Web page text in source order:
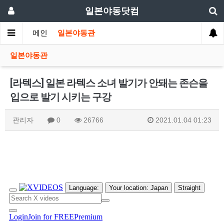
일본야동닷컴
메인 일본야동관
일본야동관
[라텍스] 일본 라텍스 소녀 발기가 안돼는 존슨을
입으로 발기 시키는 구강
관리자 0 26766 2021.01.04 01:23